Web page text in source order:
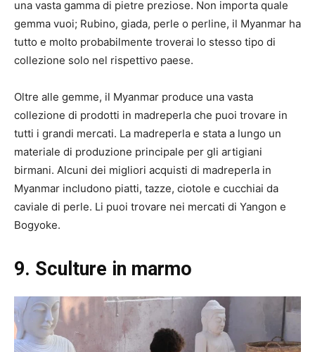
una vasta gamma di pietre preziose. Non importa quale
gemma vuoi; Rubino, giada, perle o perline, il Myanmar ha
tutto e molto probabilmente troverai lo stesso tipo di
collezione solo nel rispettivo paese.
Oltre alle gemme, il Myanmar produce una vasta
collezione di prodotti in madreperla che puoi trovare in
tutti i grandi mercati. La madreperla e stata a lungo un
materiale di produzione principale per gli artigiani
birmani. Alcuni dei migliori acquisti di madreperla in
Myanmar includono piatti, tazze, ciotole e cucchiai da
caviale di perle. Li puoi trovare nei mercati di Yangon e
Bogyoke.
9. Sculture in marmo